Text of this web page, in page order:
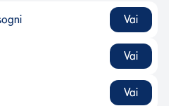
- Vai
Vai
Vai